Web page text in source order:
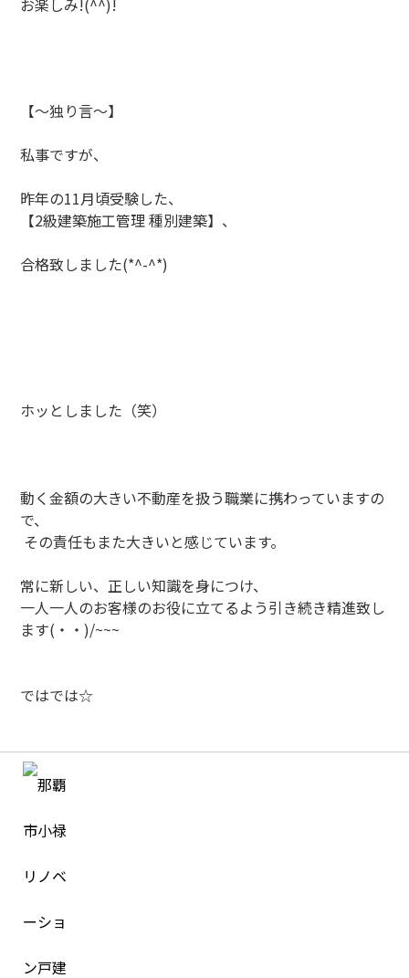
お楽しみ!(^^)!
【～独り言～】
私事ですが、
昨年の11月頃受験した、
【2級建築施工管理 種別建築】、
合格致しました(*^-^*)
ホッとしました（笑）
動く金額の大きい不動産を扱う職業に携わっていますの
で、
その責任もまた大きいと感じています。
常に新しい、正しい知識を身につけ、
一人一人のお客様のお役に立てるよう引き続き精進致し
ます(・・)/~~~
ではでは☆